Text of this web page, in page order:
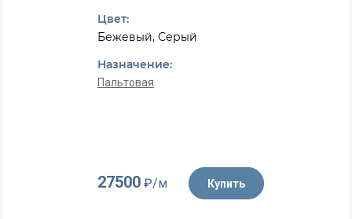
Цвет:
Бежевый, Серый
Назначение:
Пальтовая
27500₽/м Купить